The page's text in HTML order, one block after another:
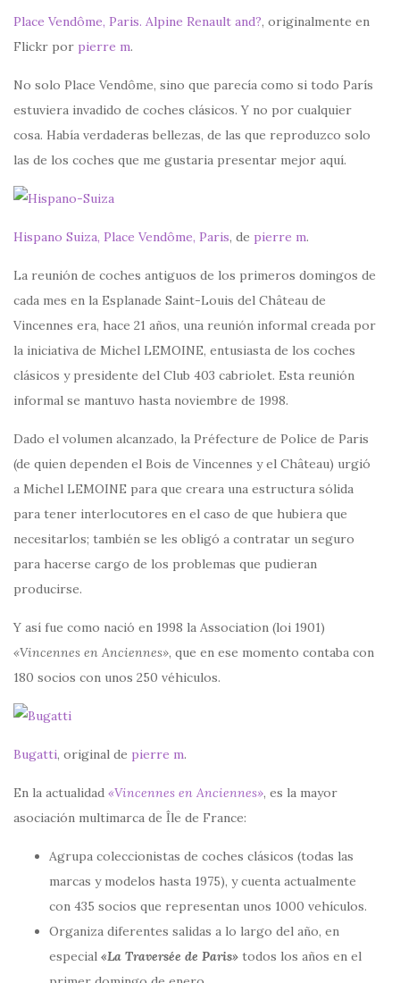
Place Vendôme, Paris. Alpine Renault and?, originalmente en
Flickr por pierre m.
No solo Place Vendôme, sino que parecía como si todo París
estuviera invadido de coches clásicos. Y no por cualquier
cosa. Había verdaderas bellezas, de las que reproduzco solo
las de los coches que me gustaria presentar mejor aquí.
Hispano Suiza, Place Vendôme, Paris, de pierre m.
La reunión de coches antiguos de los primeros domingos de
cada mes en la Esplanade Saint-Louis del Château de
Vincennes era, hace 21 años, una reunión informal creada por
la iniciativa de Michel LEMOINE, entusiasta de los coches
clásicos y presidente del Club 403 cabriolet. Esta reunión
informal se mantuvo hasta noviembre de 1998.
Dado el volumen alcanzado, la Préfecture de Police de Paris
(de quien dependen el Bois de Vincennes y el Château) urgió
a Michel LEMOINE para que creara una estructura sólida
para tener interlocutores en el caso de que hubiera que
necesitarlos; también se les obligó a contratar un seguro
para hacerse cargo de los problemas que pudieran
producirse.
Y así fue como nació en 1998 la Association (loi 1901)
«Vincennes en Anciennes», que en ese momento contaba con
180 socios con unos 250 véhiculos.
Bugatti, original de pierre m.
En la actualidad «Vincennes en Anciennes», es la mayor
asociación multimarca de Île de France:
Agrupa coleccionistas de coches clásicos (todas las
marcas y modelos hasta 1975), y cuenta actualmente
con 435 socios que representan unos 1000 vehículos.
Organiza diferentes salidas a lo largo del año, en
especial «La Traversée de Paris» todos los años en el